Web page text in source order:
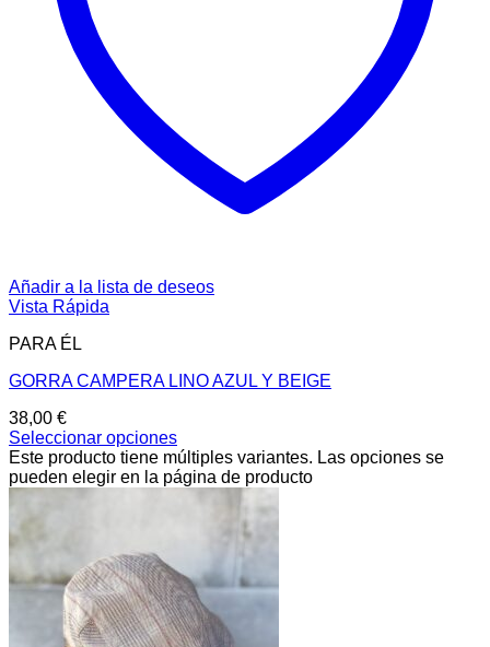
Añadir a la lista de deseos
Vista Rápida
PARA ÉL
GORRA CAMPERA LINO AZUL Y BEIGE
38,00 €
Seleccionar opciones
Este producto tiene múltiples variantes. Las opciones se
pueden elegir en la página de producto